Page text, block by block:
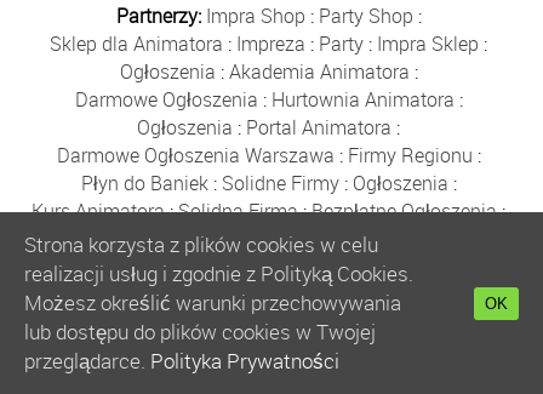
Partnerzy: Impra Shop : Party Shop :
Sklep dla Animatora : Impreza : Party : Impra Sklep :
Ogłoszenia :Akademia Animatora :
Darmowe Ogłoszenia : Hurtownia Animatora :
Ogłoszenia : Portal Animatora :
Darmowe Ogłoszenia Warszawa : Firmy Regionu :
Płyn do Baniek: Solidne Firmy: Ogłoszenia :
Kurs Animatora:Solidna Firma:Bezpłatne Ogłoszenia:
Animator Czasu Wolnego:
Bezpłatne Ogłoszenia Warszawa:sklep animatora
Bańki Mydlane:Bezpłatne Ogłoszenia
Szkolenie Animatorów:Kurs Animatora
:
Kurs Animatora Warszawa :Rumia
Kurs Animatora Poznań:
Strona korzysta z plików cookies w celu
realizacji usług i zgodnie z Polityką Cookies.
Możesz określić warunki przechowywania
lub dostępu do plików cookies w Twojej
przeglądarce. Polityka Prywatności
OK